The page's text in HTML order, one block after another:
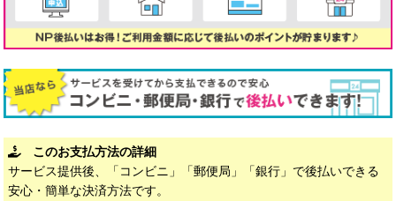
このお支払方法の詳細
サービス提供後、「コンビニ」「郵便局」「銀行」で後払いできる
安心・簡単な決済方法です。